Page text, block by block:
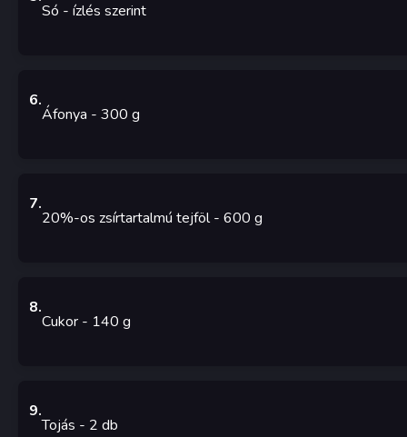
Só - ízlés szerint
6.
Áfonya - 300 g
7.
20%-os zsírtartalmú tejföl- 600 g
8.
Cukor - 140 g
9.
Tojás - 2 db